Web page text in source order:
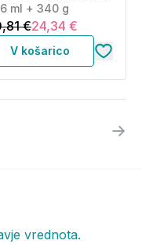
- olje in krema
(236 ml + 340
ml + 340 g
€24,34 €
V košarico
vrednota.